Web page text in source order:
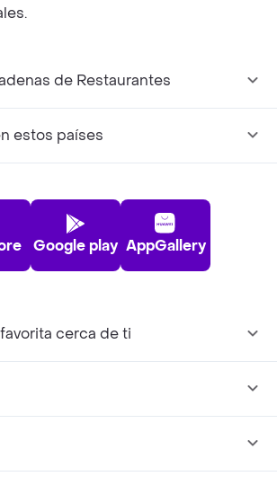
de Restaurantes
estos países
Google play AppGallery
cerca de ti